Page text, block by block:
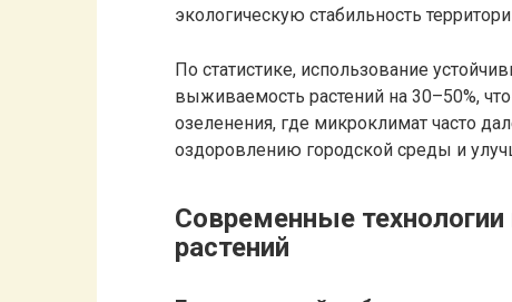
экологическую стабильность
По статистике, использование
выживаемость растений на 30–50%,
озеленения, где микроклимат часто
оздоровлению городской среды и
Современные
растений